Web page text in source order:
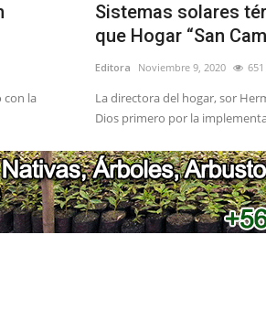
con la
Sistemas solares
que Hogar “San
Editora Noviembre 9, 2020 651
La directora del hogar, sor
Dios primero por la